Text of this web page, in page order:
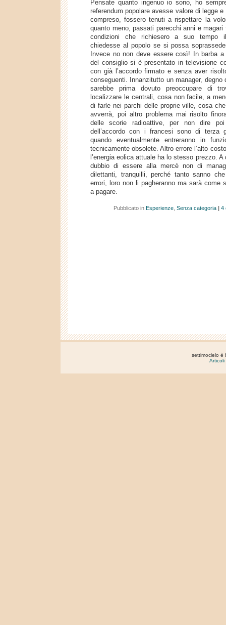
Pensate quanto ingenuo io sono, ho
referendum popolare avesse valore di legge
compreso, fossero tenuti a rispettare la
quanto meno, passati parecchi anni e
condizioni che richiesero a suo tempo
chiedesse al popolo se si possa
Invece no non deve essere così! In barba
del consiglio si è presentato in televisione
con già l’accordo firmato e senza aver
conseguenti. Innanzitutto un manager, degno
sarebbe prima dovuto preoccupare di
localizzare le centrali, cosa non facile, a
di farle nei parchi delle proprie ville, cosa
avverrà, poi altro problema mai risolto
delle scorie radioattive, per non dire
dell’accordo con i francesi sono di terza
quando eventualmente entreranno in
tecnicamente obsolete. Altro errore l’alto
l’energia eolica attuale ha lo stesso prezzo.
dubbio di essere alla mercè non di
dilettanti, tranquilli, perché tanto sanno
errori, loro non li pagheranno ma sarà come
a pagare.
Pubblicato in Esperienze Senza categoria | 4
settimocielo è
Articoli